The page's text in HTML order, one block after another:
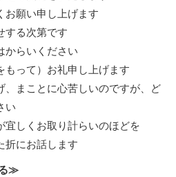
お願い申し上げます
する次第です
からいください
もって）お礼申し上げます
、まことに心苦しいのですが、ど
い
宜しくお取り計らいのほどを
折にお話します
≫